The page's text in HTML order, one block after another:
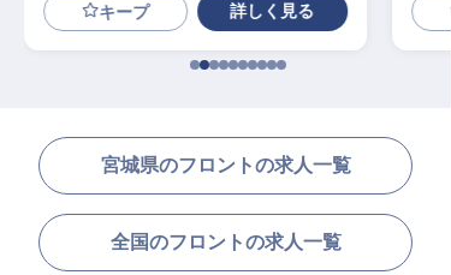
キープ 詳しく見る
宮城県のフロントの求人一覧
全国のフロントの求人一覧